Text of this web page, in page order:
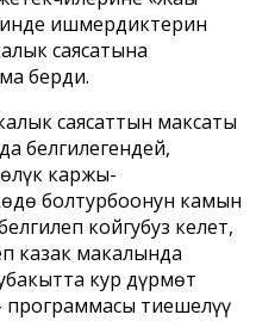
ишмердиктерин
саясатына
берди.
саясаттын максаты
белгилегендей,
каржы-
болтурбоонун камын
койгубуз келет,
казак макалында
кур дүрмөт
программасы тиешелүү